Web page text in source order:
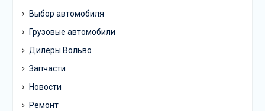
Выбор автомобиля
Грузовые автомобили
Дилеры Вольво
Запчасти
Новости
Ремонт